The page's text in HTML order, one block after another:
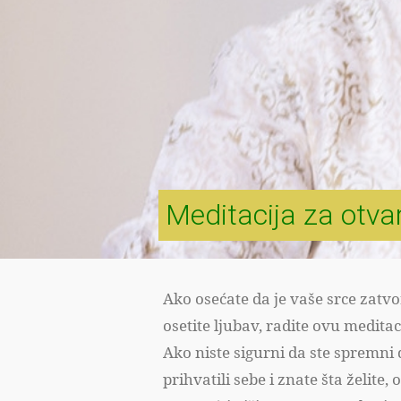
Meditacija za
Ako osećate da je vaše srce
osetite ljubav, radite ovu
Ako niste sigurni da ste
prihvatili sebe i znate šta želite,